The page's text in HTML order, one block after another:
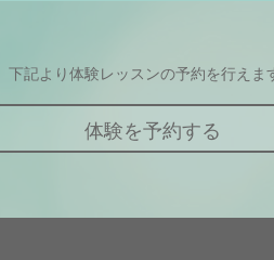
下記より体験レッスンの予約を行えま
体験を予約する